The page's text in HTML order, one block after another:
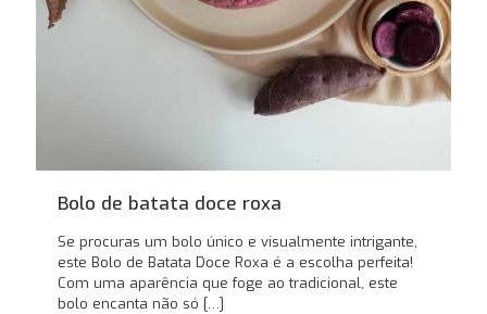
Bolo de batata doce roxa
Se procuras um bolo único e visualmente intrigante,
este Bolo de Batata Doce Roxa é a escolha perfeita!
Com uma aparência que foge ao tradicional, este
bolo encanta não só […]